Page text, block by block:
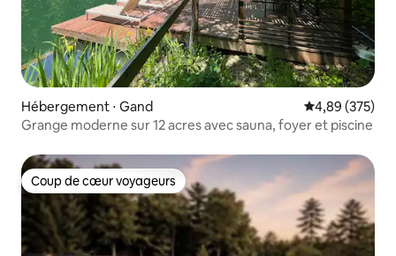
Hébergement ⋅ Gand Évaluation
4,89 (375)
Grange moderne sur 12 acres avec sauna, foyer et piscine
Coup de cœur voyageurs
Coup de cœur voyageurs